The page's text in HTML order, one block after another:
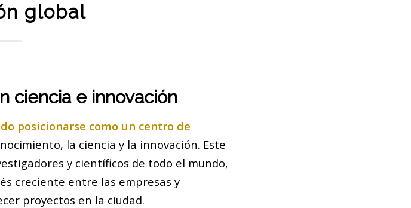
global
ciencia e innovación
posicionarse como un centro de
la ciencia y la innovación. Este
y científicos de todo el mundo,
creciente entre las empresas y
proyectos en la ciudad.